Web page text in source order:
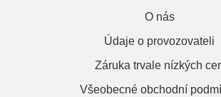
O nás
Údaje o provozovateli
Záruka trvale nízkých
Všeobecné obchodní